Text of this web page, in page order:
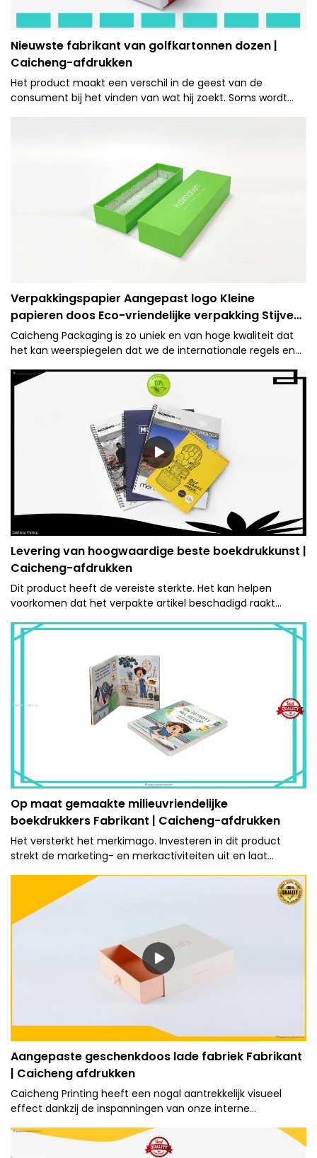
Nieuwste fabrikant van golfkartonnen dozen |
Caicheng-afdrukken
Het product maakt een verschil in de geest van de
consument bij het vinden van wat hij zoekt. Soms wordt
Verpakkingspapier Aangepast logo Kleine
papieren doos Eco-vriendelijke verpakking Stijve
geschenkdoos-Caicheng afdrukken
Caicheng Packaging is zo uniek en van hoge kwaliteit dat
het kan weerspiegelen dat we de internationale regels en
Aangepast logo Kleine papieren doos Eco-vriendelijke
verpakking Stijve geschenkdoos - Caicheng Printing heeft
de kenmerken die die normale vergelijkbare producten niet
hebben. Met die superioriteit zal het zeker opvallen in de
Levering van hoogwaardige beste boekdrukkunst |
Caicheng-afdrukken
Dit product heeft de vereiste sterkte. Het kan helpen
voorkomen dat het verpakte artikel beschadigd raakt
Op maat gemaakte milieuvriendelijke
boekdrukkers Fabrikant | Caicheng-afdrukken
Het versterkt het merkimago. Investeren in dit product
strekt de marketing- en merkactiviteiten uit en laat
distributieketen.
Aangepaste geschenkdoos lade fabriek Fabrikant
| Caicheng afdrukken
Caicheng Printing heeft een nogal aantrekkelijk visueel
effect dankzij de inspanningen van onze interne
uitdagingen in de verpakkings- en printmarkt aan te gaan.